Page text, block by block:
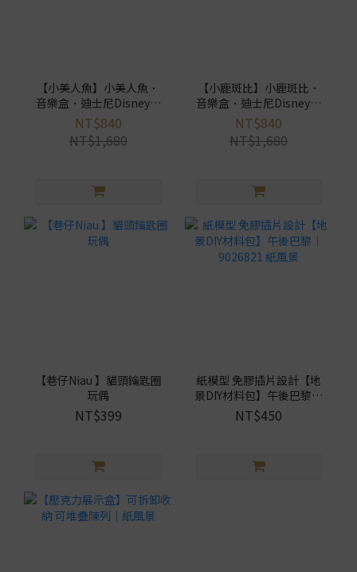
【小美人魚】小美人魚．
音樂盒．迪士尼Disney｜
1060213 Wooderful life
NT$840
NT$1,680
【小鹿斑比】小鹿斑比．
音樂盒．迪士尼Disney｜
1060207 Wooderful life
NT$840
NT$1,680
【巷仔Niau 】貓頭鑰匙圈
玩偶
NT$399
紙模型 免膠插片設計【地
景DIY材料包】午後巴黎｜
9026821 紙風景
NT$450